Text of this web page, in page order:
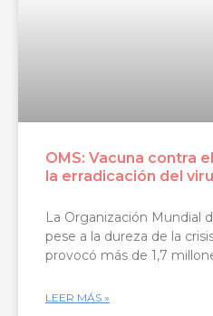
OMS: Vacuna contra
la erradicación del
La Organización Mundial
pese a la dureza de la
provocó más de 1,7
LEER MÁS »